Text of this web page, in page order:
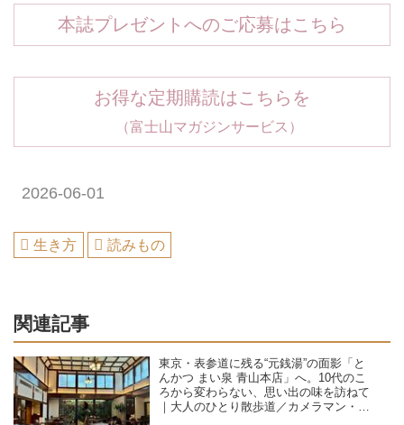
本誌プレゼントへのご応募はこちら
お得な定期購読はこちらを
（富士山マガジンサービス）
2026-06-01
生き方 読みもの
関連記事
東京・表参道に残る“元銭湯”の面影「と
んかつ まい泉 青山本店」へ。10代のこ
ろから変わらない、思い出の味を訪ねて
｜大人のひとり散歩道／カメラマン・石